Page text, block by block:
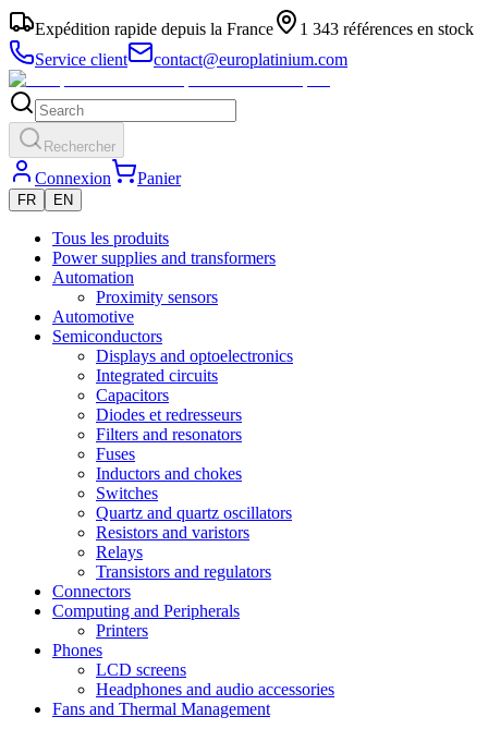
Expédition rapide depuis la France
1 343 références en stock
Service client
contact@europlatinium.com
Rechercher
Connexion Panier
FR EN
Tous les produits
Power supplies and transformers
Automation
Proximity sensors
Automotive
Semiconductors
Displays and optoelectronics
Integrated circuits
Capacitors
Diodes et redresseurs
Filters and resonators
Fuses
Inductors and chokes
Switches
Quartz and quartz oscillators
Resistors and varistors
Relays
Transistors and regulators
Connectors
Computing and Peripherals
Printers
Phones
LCD screens
Headphones and audio accessories
Fans and Thermal Management